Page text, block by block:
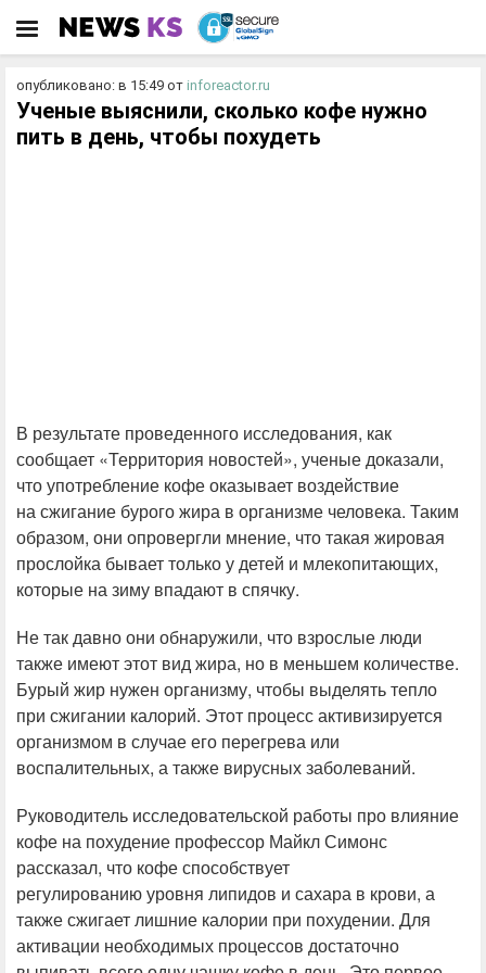
опубликовано: в 15:49 от inforeactor.ru
Ученые выяснили, сколько кофе нужно
пить в день, чтобы похудеть
В результате проведенного исследования, как
сообщает «Территория новостей», ученые доказали,
что употребление кофе оказывает воздействие
на сжигание бурого жира в организме человека. Таким
образом, они опровергли мнение, что такая жировая
прослойка бывает только у детей и млекопитающих,
которые на зиму впадают в спячку.
Не так давно они обнаружили, что взрослые люди
также имеют этот вид жира, но в меньшем количестве.
Бурый жир нужен организму, чтобы выделять тепло
при сжигании калорий. Этот процесс активизируется
организмом в случае его перегрева или
воспалительных, а также вирусных заболеваний.
Руководитель исследовательской работы про влияние
кофе на похудение профессор Майкл Симонс
рассказал, что кофе способствует
регулированию уровня липидов и сахара в крови, а
также сжигает лишние калории при похудении. Для
активации необходимых процессов достаточно